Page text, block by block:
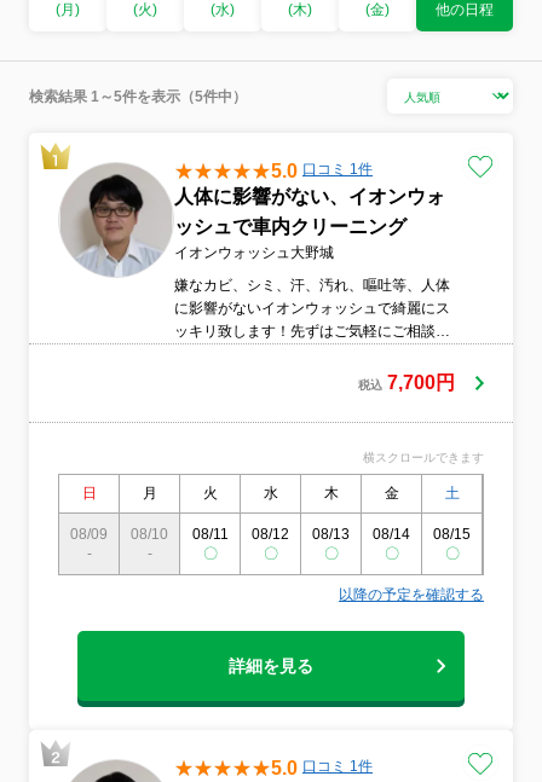
(月)
(火)
(水)
(木)
(金)
他の日程
検索結果 1～5件を表示（5件中）
5.0 口コミ 1件
人体に影響がない、イオンウォ
ッシュで車内クリーニング
イオンウォッシュ大野城
嫌なカビ、シミ、汗、汚れ、嘔吐等、人体
に影響がないイオンウォッシュで綺麗にス
ッキリ致します！先ずはご気軽にご相談く
税込 7,700円
横スクロールできます
日 月 火 水 木 金 土
08/09
-
08/10
-
08/11
〇
08/12
〇
08/13
〇
08/14
〇
08/15
〇
以降の予定を確認する
詳細を見る
5.0 口コミ 1件